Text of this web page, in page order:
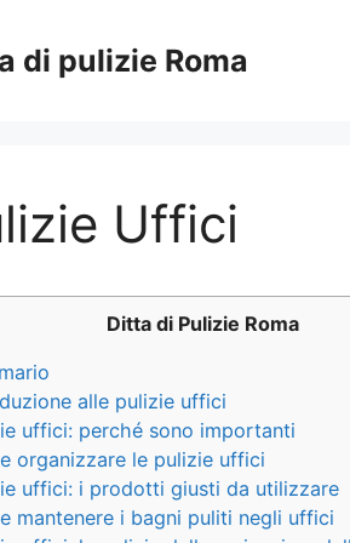
di pulizie Roma
Uffici
Ditta di Pulizie Roma
alle pulizie uffici
uffici: perché sono importanti
organizzare le pulizie uffici
uffici: i prodotti giusti da utilizzare
mantenere i bagni puliti negli uffici